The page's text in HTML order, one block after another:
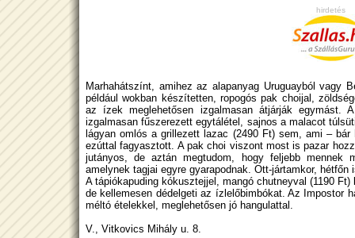
hirdetés
Marhahátszínt, amihez az alapanyag Uruguayból vagy
például wokban készítetten, ropogós pak choijal,
az ízek meglehetősen izgalmasan átjárják egymást.
izgalmasan fűszerezett egytálétel, sajnos a malacot
lágyan omlós a grillezett lazac (2490 Ft) sem, ami –
ezúttal fagyasztott. A pak choi viszont most is pazar
jutányos, de aztán megtudom, hogy feljebb
amelynek tagjai egyre gyarapodnak. Ott-jártamkor,
A tápiókapuding kókusztejjel, mangó chutneyval (1190
de kellemesen dédelgeti az ízlelőbimbókat. Az Impostor
méltó ételekkel, meglehetősen jó hangulattal.
V., Vitkovics Mihály u. 8.